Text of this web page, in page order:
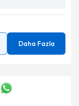
Daha Fazla